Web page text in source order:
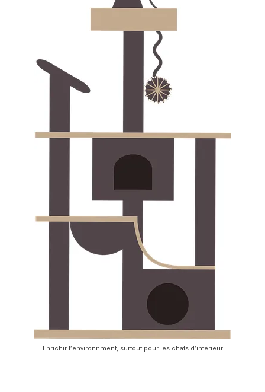
Enrichir l’environnment, surtout pour les chats d’intérieur